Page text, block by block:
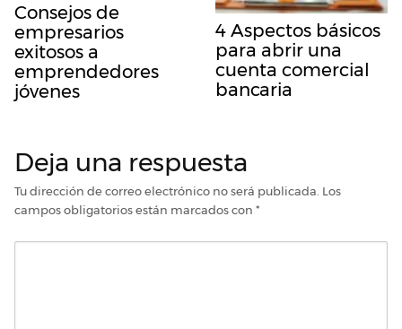
Consejos de
empresarios
exitosos a
emprendedores
jóvenes
4 Aspectos básicos
para abrir una
cuenta comercial
bancaria
Deja una respuesta
Tu dirección de correo electrónico no será publicada. Los
campos obligatorios están marcados con *